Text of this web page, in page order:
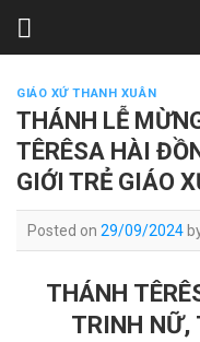
Skip
GIÁO XỨ THANH XUÂN
THÁNH LỄ
TÊRÊSA HÀI
GIỚI TRẺ GIÁO
Posted on 29/09/2024
THÁNH
TRINH NỮ,